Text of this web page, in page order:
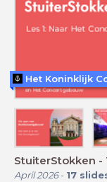
StuiterStokken -
April 2026- 17
Het Koninklijk